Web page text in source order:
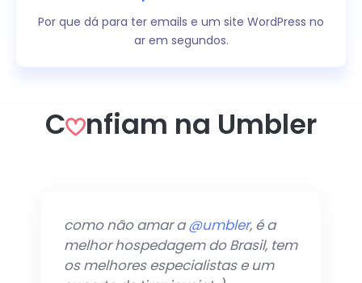
Por que dá para ter emails e um site WordPress no
ar em segundos.
C nfiam na Umbler
De uma vez por todas estou dando
adeus pra@locawebe amando
de paixão a@umbler